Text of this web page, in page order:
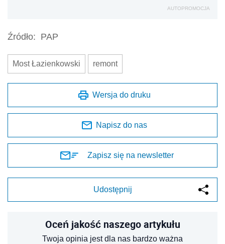
AUTOPROMOCJA
Źródło: PAP
Most Łazienkowski remont
Wersja do druku
Napisz do nas
Zapisz się na newsletter
Udostępnij
Oceń jakość naszego artykułu
Twoja opinia jest dla nas bardzo ważna